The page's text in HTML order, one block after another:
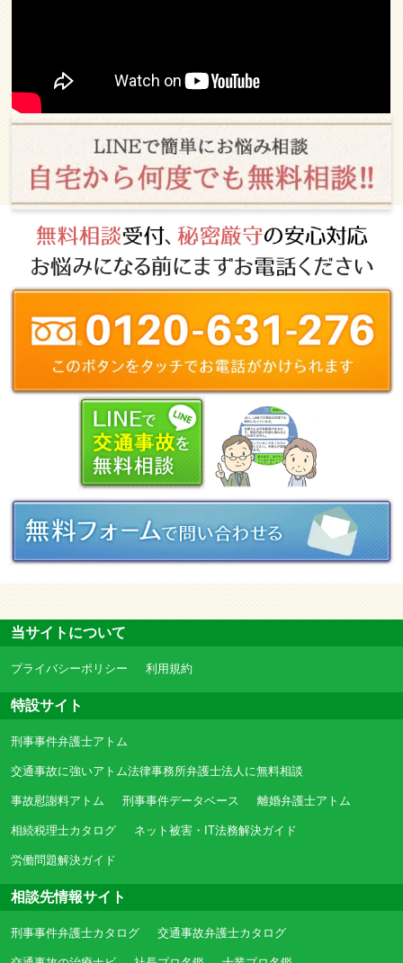
当サイトについて
プライバシーポリシー 利用規約
特設サイト
刑事事件弁護士アトム
交通事故に強いアトム法律事務所弁護士法人に無料相談
事故慰謝料アトム 刑事事件データベース 離婚弁護士アトム
相続税理士カタログ ネット被害・IT法務解決ガイド
労働問題解決ガイド
相談先情報サイト
刑事事件弁護士カタログ 交通事故弁護士カタログ